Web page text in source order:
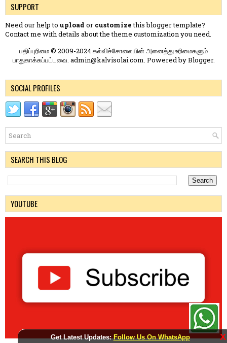
Get Latest Updates:Follow Us On WhatsApp X
SUPPORT
Need our help to upload or customizethis blogger template?
Contact me with details about the theme customization you need.
பதிப்புரிமை © 2009-2024 கல்விச்சோலையின் அனைத்து உரிமைகளும்
பாதுகாக்கப்பட்டவை. admin@kalvisolai.com. Powered byBlogger.
SOCIAL PROFILES
SEARCH THIS BLOG
YOUTUBE